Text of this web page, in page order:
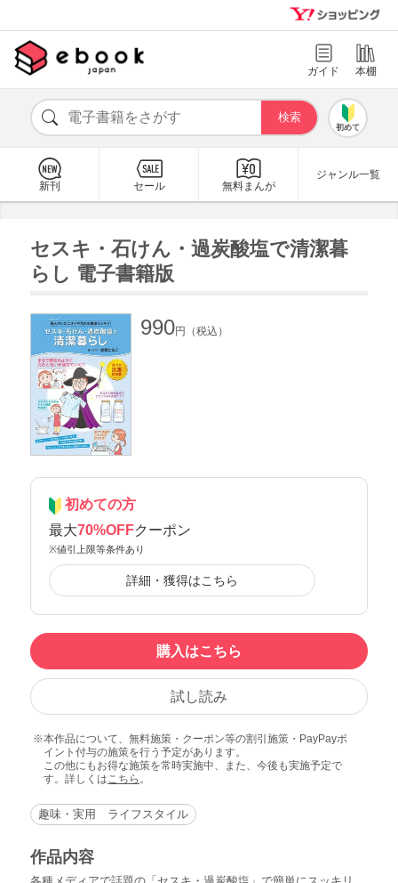
ガイド 本棚
初めて
新刊 セール 無料まんが
ジャンル一覧
セスキ・石けん・過炭酸塩で清潔暮
らし 電子書籍版
990円（税込）
初めての方
最大70%OFFクーポン
※値引上限等条件あり
詳細・獲得はこちら
購入はこちら
試し読み
本作品について、無料施策・クーポン等の割引施策・PayPayポ
イント付与の施策を行う予定があります。
この他にもお得な施策を常時実施中、また、今後も実施予定で
す。詳しくは こちら 。
趣味・実用 ライフスタイル
作品内容